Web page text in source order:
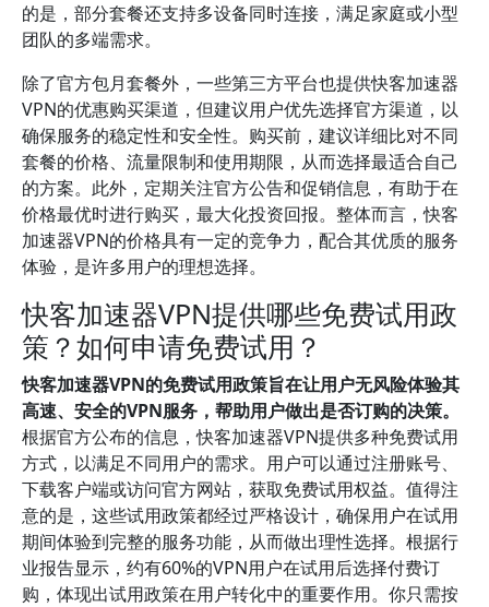
的是，部分套餐还支持多设备同时连接，满足家庭或小型
团队的多端需求。
除了官方包月套餐外，一些第三方平台也提供快客加速器
VPN的优惠购买渠道，但建议用户优先选择官方渠道，以
确保服务的稳定性和安全性。购买前，建议详细比对不同
套餐的价格、流量限制和使用期限，从而选择最适合自己
的方案。此外，定期关注官方公告和促销信息，有助于在
价格最优时进行购买，最大化投资回报。整体而言，快客
加速器VPN的价格具有一定的竞争力，配合其优质的服务
体验，是许多用户的理想选择。
快客加速器VPN提供哪些免费试用政
策？如何申请免费试用？
快客加速器VPN的免费试用政策旨在让用户无风险体验其
高速、安全的VPN服务，帮助用户做出是否订购的决策。
根据官方公布的信息，快客加速器VPN提供多种免费试用
方式，以满足不同用户的需求。用户可以通过注册账号、
下载客户端或访问官方网站，获取免费试用权益。值得注
意的是，这些试用政策都经过严格设计，确保用户在试用
期间体验到完整的服务功能，从而做出理性选择。根据行
业报告显示，约有60%的VPN用户在试用后选择付费订
购，体现出试用政策在用户转化中的重要作用。你只需按